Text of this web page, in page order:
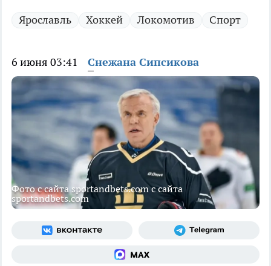
Ярославль Хоккей Локомотив Спорт
6 июня 03:41 Снежана Сипсикова
Фото с сайта sportandbets.com с сайта
sportandbets.com